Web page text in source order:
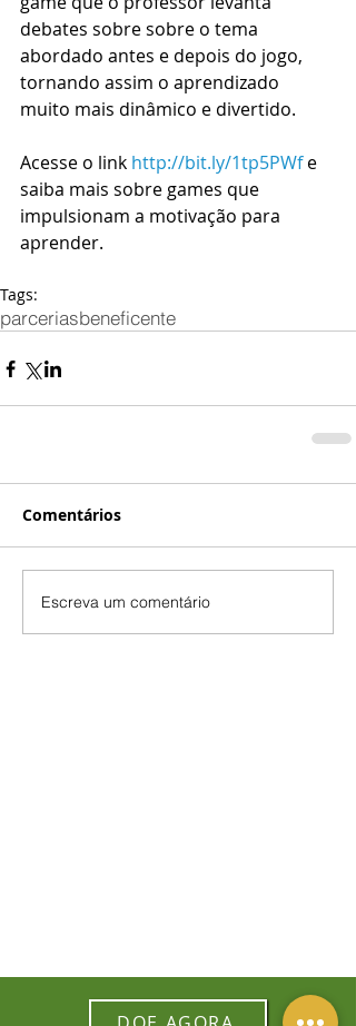
debates sobre sobre o tema
abordado antes e depois do jogo,
tornando assim o aprendizado
muito mais dinâmico e divertido.
Acesse o link http://bit.ly/1tp5PWf e
saiba mais sobre games que
impulsionam a motivação para
aprender.
Tags:
parceriasbeneficente
Comentários
Escreva um comentário